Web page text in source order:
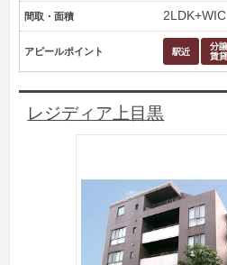
間取・面積 2LDK+WIC
アピールポイント
レジディア上目黒